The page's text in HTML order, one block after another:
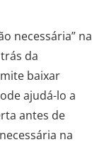
necessária” na
da
baixar
ajudá-lo a
antes de
na